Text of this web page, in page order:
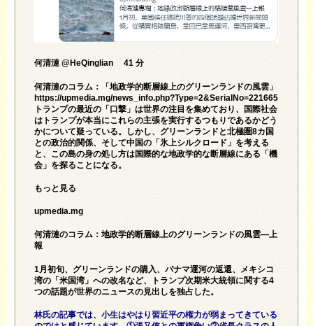
何清漣 @HeQinglian 41 分
何清漣のコラム：「地政学的断層線上のグリーンランドの風雲」
https://upmedia.mg/news_info.php?Type=2&SerialNo=221665
トランプの最近の「口撃」は世界の注目を集めており、国際社会
はトランプが本当にこれらの主張を実行するつもりであるかどう
かについて疑っている。しかし、グリーンランドと北極圏8カ国
との政治的関係、そして中国の「氷上シルクロード」を考える
と、この島の身の処し方は国際的な地政学的な断層線にある「機
会」を探ることになる。
もっと見る
upmedia.mg
何清漣のコラム：地政学的断層線上のグリーンランドの風雲—上
報
1月初旬、グリーンランドの購入、パナマ運河の返還、メキシコ
湾の「米国湾」への改名など、トランプ次期米大統領に関する4
つの話題が世界のニュースの見出しを独占した。
林氏の記事では、小生はやはり習近平の権力が弱まってきている